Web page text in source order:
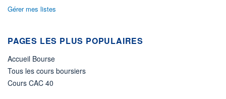
159 MEUR
33,9000 37,3000
ESTIMÉ 2026
-
DERNIER
Gérer mes listes
PAGES LES PLUS POPULAIRES
Accueil Bourse
Tous les cours boursiers
Cours CAC 40